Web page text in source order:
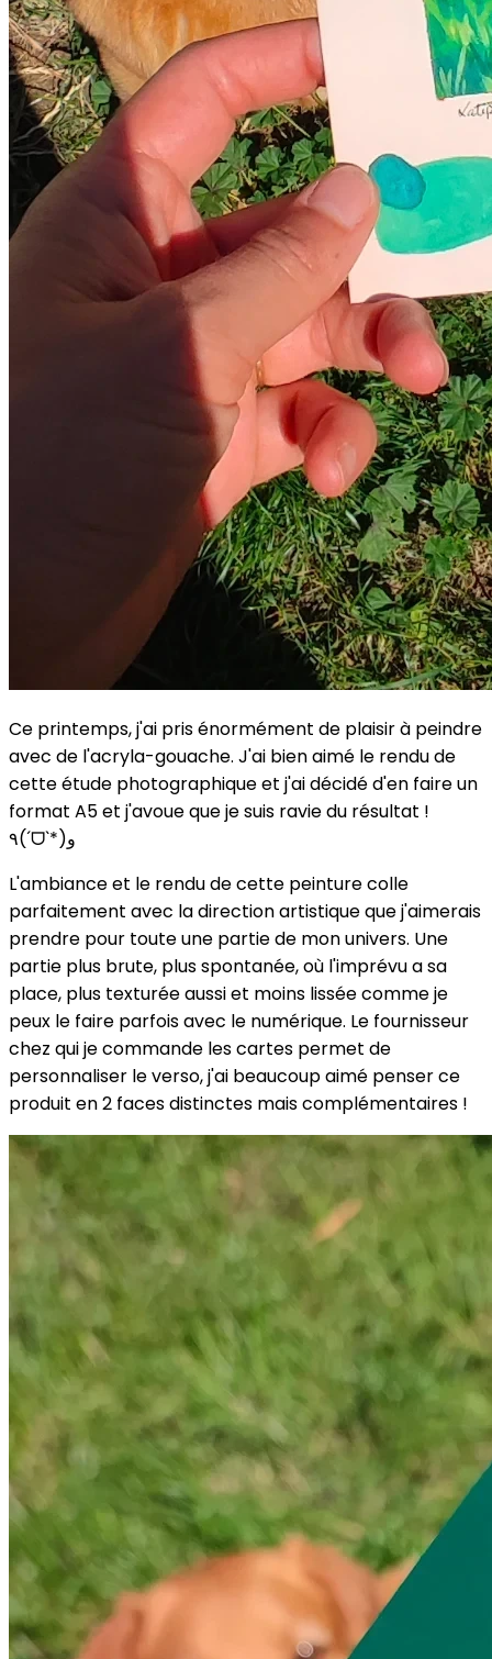
Ce printemps, j'ai pris énormément de plaisir à peindre
avec de l'acryla-gouache. J'ai bien aimé le rendu de
cette étude photographique et j'ai décidé d'en faire un
format A5 et j'avoue que je suis ravie du résultat !
٩(ˊᗜˋ*)و
L'ambiance et le rendu de cette peinture colle
parfaitement avec la direction artistique que j'aimerais
prendre pour toute une partie de mon univers. Une
partie plus brute, plus spontanée, où l'imprévu a sa
place, plus texturée aussi et moins lissée comme je
peux le faire parfois avec le numérique. Le fournisseur
chez qui je commande les cartes permet de
personnaliser le verso, j'ai beaucoup aimé penser ce
produit en 2 faces distinctes mais complémentaires !